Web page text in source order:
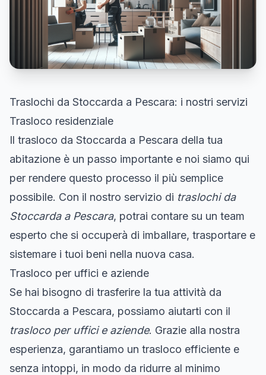
Traslochi da Stoccarda a Pescara: i nostri servizi
Trasloco residenziale
Il trasloco da Stoccarda a Pescara della tua
abitazione è un passo importante e noi siamo qui
per rendere questo processo il più semplice
possibile. Con il nostro servizio di traslochi da
Stoccarda a Pescara, potrai contare su un team
esperto che si occuperà di imballare, trasportare e
sistemare i tuoi beni nella nuova casa.
Trasloco per uffici e aziende
Se hai bisogno di trasferire la tua attività da
Stoccarda a Pescara, possiamo aiutarti con il
trasloco per uffici e aziende. Grazie alla nostra
esperienza, garantiamo un trasloco efficiente e
senza intoppi, in modo da ridurre al minimo